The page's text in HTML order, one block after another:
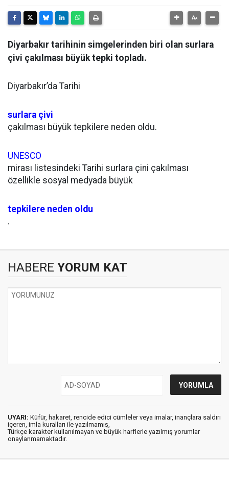
Diyarbakır tarihinin simgelerinden biri olan surlara
çivi çakılması büyük tepki topladı.
Diyarbakır’da Tarihi
surlara çivi
çakılması büyük tepkilere neden oldu.
UNESCO
mirası listesindeki Tarihi surlara çini çakılması
özellikle sosyal medyada büyük
tepkilere neden oldu
.
HABERE YORUM KAT
UYARI: Küfür, hakaret, rencide edici cümleler veya imalar, inançlara saldırı
içeren, imla kuralları ile yazılmamış,
Türkçe karakter kullanılmayan ve büyük harflerle yazılmış yorumlar
onaylanmamaktadır.